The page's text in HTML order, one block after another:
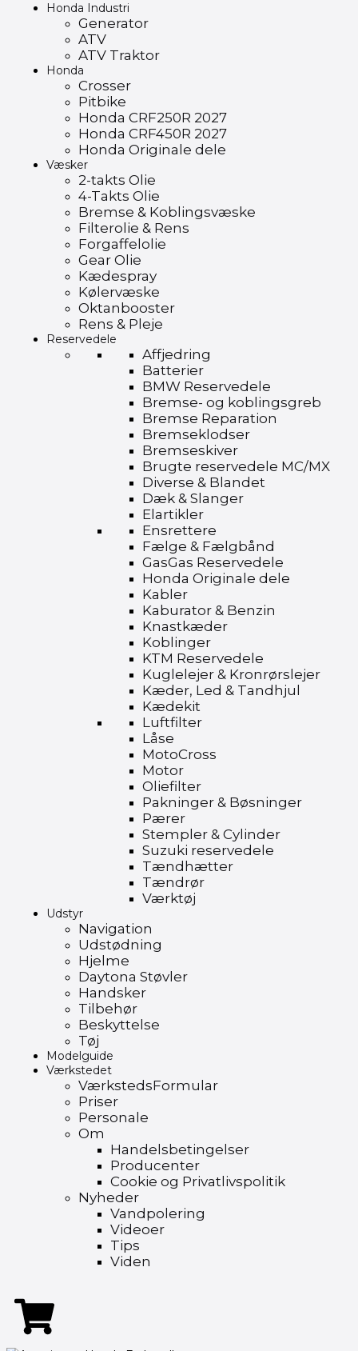
Honda Industri
Generator
ATV
ATV Traktor
Honda
Crosser
Pitbike
Honda CRF250R 2027
Honda CRF450R 2027
Honda Originale dele
Væsker
2-takts Olie
4-Takts Olie
Bremse & Koblingsvæske
Filterolie & Rens
Forgaffelolie
Gear Olie
Kædespray
Kølervæske
Oktanbooster
Rens & Pleje
Reservedele
Affjedring
Batterier
BMW Reservedele
Bremse- og koblingsgreb
Bremse Reparation
Bremseklodser
Bremseskiver
Brugte reservedele MC/MX
Diverse & Blandet
Dæk & Slanger
Elartikler
Ensrettere
Fælge & Fælgbånd
GasGas Reservedele
Honda Originale dele
Kabler
Kaburator & Benzin
Knastkæder
Koblinger
KTM Reservedele
Kuglelejer & Kronrørslejer
Kæder, Led & Tandhjul
Kædekit
Luftfilter
Låse
MotoCross
Motor
Oliefilter
Pakninger & Bøsninger
Pærer
Stempler & Cylinder
Suzuki reservedele
Tændhætter
Tændrør
Værktøj
Udstyr
Navigation
Udstødning
Hjelme
Daytona Støvler
Handsker
Tilbehør
Beskyttelse
Tøj
Modelguide
Værkstedet
VærkstedsFormular
Priser
Personale
Om
Handelsbetingelser
Producenter
Cookie og Privatlivspolitik
Nyheder
Vandpolering
Videoer
Tips
Viden